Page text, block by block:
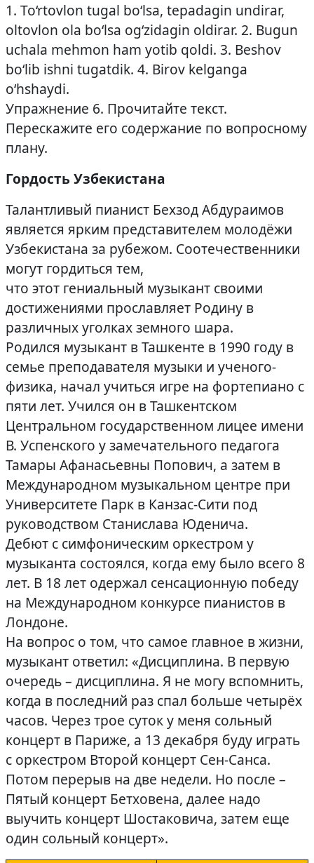
1. To‘rtovlon tugal bo‘lsa, tepadagin undirar,
oltovlon ola bo‘lsa og‘zidagin oldirar. 2. Bugun
uchala mehmon ham yotib qoldi. 3. Beshov
bo‘lib ishni tugatdik. 4. Birov kelganga
o‘hshaydi.
Упражнение 6. Прочитайте текст.
Перескажите его содержание по вопросному
плану.
Гордость Узбекистана
Талантливый пианист Бехзод Абдураимов
является ярким представителем молодёжи
Узбекистана за рубежом. Соотечественники
могут гордиться тем,
что этот гениальный музыкант своими
достижениями прославляет Родину в
различных уголках земного шара.
Родился музыкант в Ташкенте в 1990 году в
семье преподавателя музыки и ученого-
физика, начал учиться игре на фортепиано с
пяти лет. Учился он в Ташкентском
Центральном государственном лицее имени
В. Успенского у замечательного педагога
Тамары Афанасьевны Попович, а затем в
Международном музыкальном центре при
Университете Парк в Канзас-Сити под
руководством Станислава Юденича.
Дебют с симфоническим оркестром у
музыканта состоялся, когда ему было всего 8
лет. В 18 лет одержал сенсационную победу
на Международном конкурсе пианистов в
Лондоне.
На вопрос о том, что самое главное в жизни,
музыкант ответил: «Дисциплина. В первую
очередь – дисциплина. Я не могу вспомнить,
когда в последний раз спал больше четырёх
часов. Через трое суток у меня сольный
концерт в Париже, а 13 декабря буду играть
с оркестром Второй концерт Сен-Санса.
Потом перерыв на две недели. Но после –
Пятый концерт Бетховена, далее надо
выучить концерт Шостаковича, затем еще
один сольный концерт».